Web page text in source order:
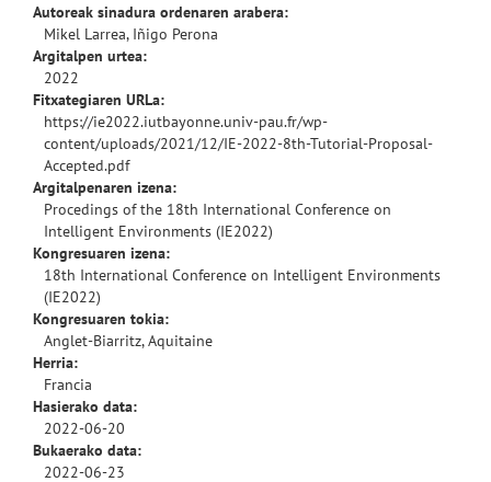
Autoreak sinadura ordenaren arabera:
Mikel Larrea, Iñigo Perona
Argitalpen urtea:
2022
Fitxategiaren URLa:
https://ie2022.iutbayonne.univ-pau.fr/wp-
content/uploads/2021/12/IE-2022-8th-Tutorial-Proposal-
Accepted.pdf
Argitalpenaren izena:
Procedings of the 18th International Conference on
Intelligent Environments (IE2022)
Kongresuaren izena:
18th International Conference on Intelligent Environments
(IE2022)
Kongresuaren tokia:
Anglet-Biarritz, Aquitaine
Herria:
Francia
Hasierako data:
2022-06-20
Bukaerako data:
2022-06-23